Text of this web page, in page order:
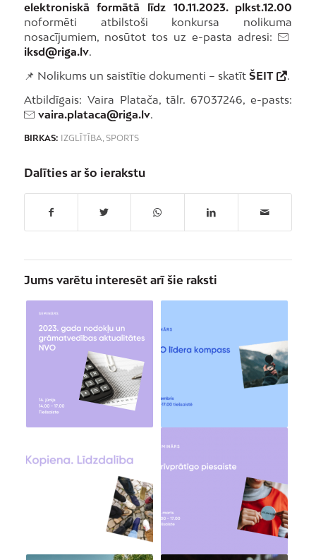
elektroniskā formātā līdz 10.11.2023. plkst.12.00
noformēti atbilstoši konkursa nolikuma
nosacījumiem, nosūtot tos uz e-pasta adresi:
iksd@riga.lv.
📌 Nolikums un saistītie dokumenti – skatīt ŠEIT
.
Atbildīgais: Vaira Platača, tālr. 67037246, e-pasts:
vaira.plataca@riga.lv.
BIRKAS: IZGLĪTĪBA, SPORTS
Dalīties ar šo ierakstu
Jums varētu interesēt arī šie raksti